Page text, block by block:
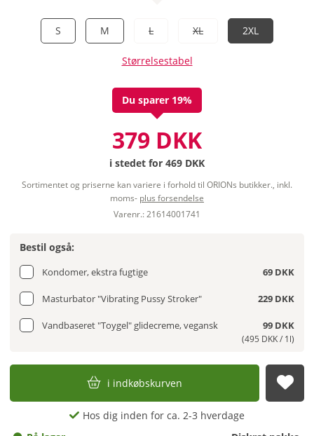
S M L XL 2XL
Størrelsestabel
Du sparer 19%
379 DKK
i stedet for 469 DKK
Sortimentet og priserne kan variere i forhold til ORIONs butikker., inkl.
moms- plus forsendelse
Varenr.: 21614001741
Bestil også:
Kondomer, ekstra fugtige 69 DKK
Masturbator "Vibrating Pussy Stroker" 229 DKK
Vandbaseret "Toygel" glidecreme, vegansk 99 DKK
(495 DKK / 1l)
i indkøbskurven
Hos dig inden for ca. 2-3 hverdage